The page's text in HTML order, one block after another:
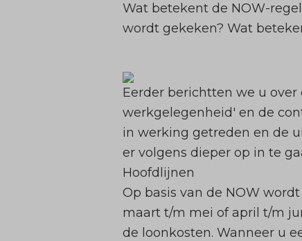
Wat betekent de NOW-
wordt gekeken? Wat
Eerder berichtten we u over
werkgelegenheid' en de
in werking getreden en de
er volgens dieper op in te
Hoofdlijnen
Op basis van de NOW
maart t/m mei of april t/m
de loonkosten. Wanneer u